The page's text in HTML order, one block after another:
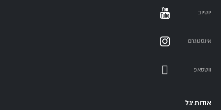
יוטיוב
אינסטגרם
ווטסאפ
אודות יגל